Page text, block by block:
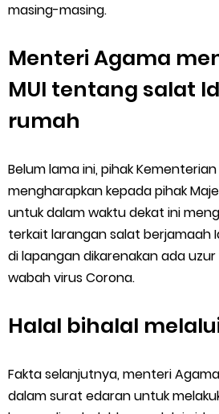
masing-masing.
Menteri Agama
MUI tentang salat
rumah
Belum lama ini, pihak
mengharapkan kepada pihak
untuk dalam waktu dekat ini
terkait larangan salat berjamaah
di lapangan dikarenakan ada
wabah virus Corona.
Halal bihalal
Fakta selanjutnya, menteri
dalam surat edaran untuk